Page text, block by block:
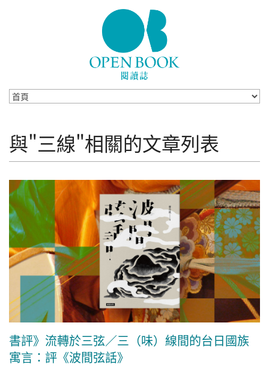
與"三線"相關的文章列表
書評》流轉於三弦／三（味）線間的台日國族
寓言：評《波間弦話》